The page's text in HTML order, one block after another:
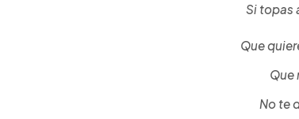
Si topas
Que
Que
No te